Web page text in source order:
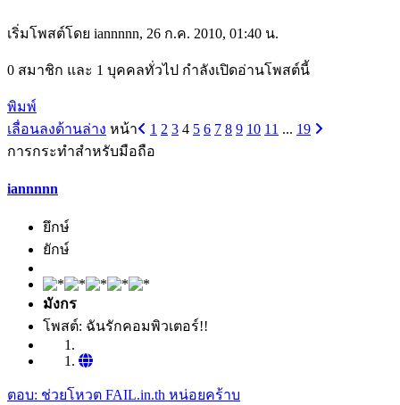
เริ่มโพสต์โดย iannnnn, 26 ก.ค. 2010, 01:40 น.
0 สมาชิก และ 1 บุคคลทั่วไป กำลังเปิดอ่านโพสต์นี้
พิมพ์
เลื่อนลงด้านล่าง หน้า 1 2 3 4 5 6 7 8 9 10 11 ... 19
การกระทำสำหรับมือถือ
iannnnn
ยึกษ์
ยักษ์
มังกร
โพสต์: ฉันรักคอมพิวเตอร์!!
ตอบ: ช่วยโหวต FAIL.in.th หน่อยคร้าบ